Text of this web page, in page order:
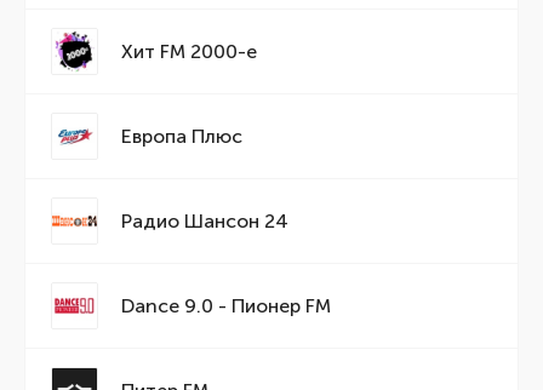
Хит FM 2000-е
Европа Плюс
Радио Шансон 24
Dance 9.0 - Пионер FM